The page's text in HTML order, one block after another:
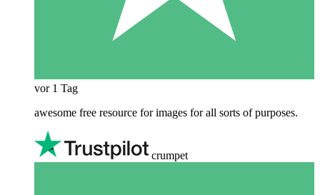
vor 1 Tag
awesome free resource for images for all sorts of purposes.
crumpet